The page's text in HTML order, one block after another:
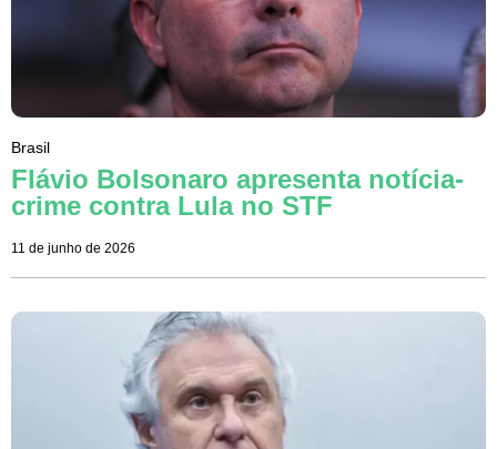
Brasil
Flávio Bolsonaro apresenta notícia-
crime contra Lula no STF
11 de junho de 2026